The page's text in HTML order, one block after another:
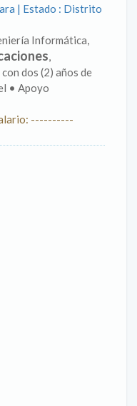
| Estado : Distrito
Informática,
,
dos (2) años de
• Apoyo
----------